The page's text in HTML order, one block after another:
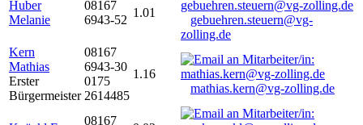
Huber
Melanie
08167
6943-52
1.01
gebuehren.steuern@vg-
zolling.de
Kern
Mathias
Erster
Bürgermeister
08167
6943-30
0175
2614485
1.16
mathias.kern@vg-zolling.de
08167